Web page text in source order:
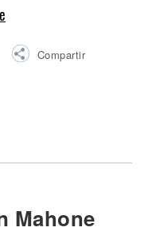
Compartir
Mahone